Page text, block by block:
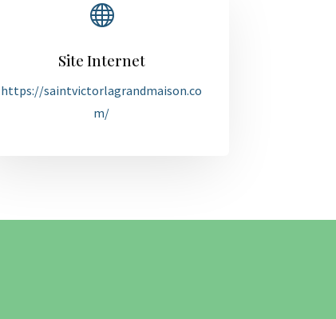

Site Internet
https://saintvictorlagrandmaison.co
m/